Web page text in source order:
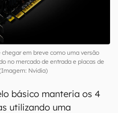
chegar em breve como uma versão
no mercado de entrada e placas de
Nvidia)
básico manteria os 4
utilizando uma